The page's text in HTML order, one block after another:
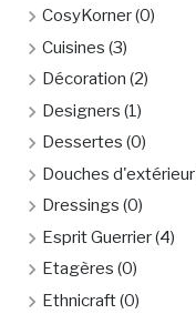
CosyKorner(0)
Cuisines (3)
Décoration (2)
Designers (1)
Dessertes (0)
Douches d'extérieur
Dressings (0)
Esprit Guerrier(4)
Etagères (0)
Ethnicraft(0)